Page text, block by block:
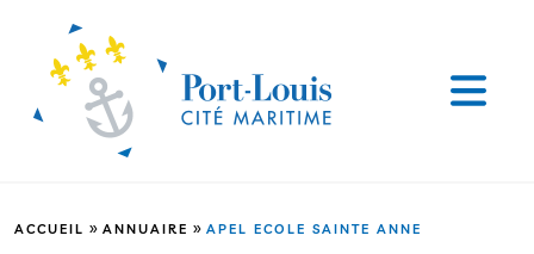
ACCUEIL » ANNUAIRE » APEL ECOLE SAINTE ANNE